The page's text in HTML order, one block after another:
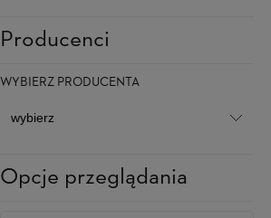
Producenci
WYBIERZ PRODUCENTA
Opcje przeglądania